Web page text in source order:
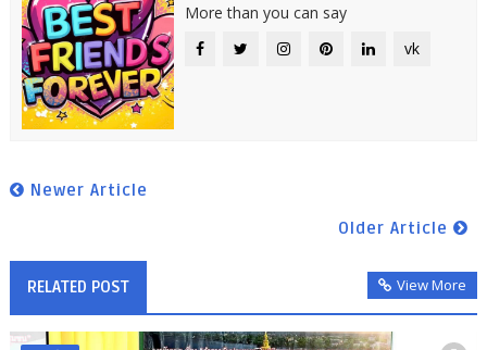
More than you can say
vk
Newer Article
Older Article
RELATED POST View More